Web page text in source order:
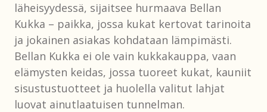
läheisyydessä, sijaitsee hurmaava Bellan
Kukka – paikka, jossa kukat kertovat tarinoita
ja jokainen asiakas kohdataan lämpimästi.
Bellan Kukka ei ole vain kukkakauppa, vaan
elämysten keidas, jossa tuoreet kukat, kauniit
sisustustuotteet ja huolella valitut lahjat
luovat ainutlaatuisen tunnelman.